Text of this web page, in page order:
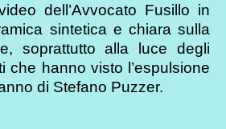
dell’Avvocato Fusillo in
sintetica e chiara sulla
soprattutto alla luce degli
che hanno visto l’espulsione
di Stefano Puzzer.